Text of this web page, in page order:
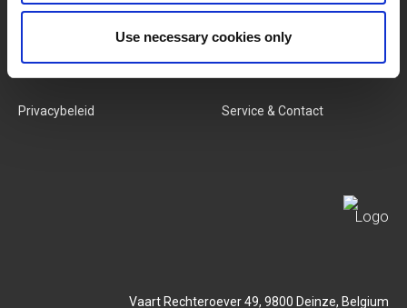
Use necessary cookies only
SERVICES
Algemene Voorwaarden
Privacybeleid
MY LIVWISE-PRO LOGIN
Login
Service & Contact
Vaart Rechteroever 49, 9800 Deinze, Belgium